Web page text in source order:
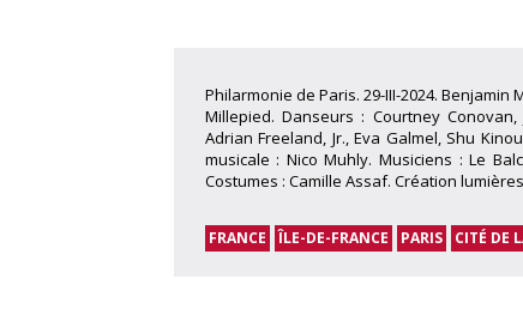
Philarmonie de Paris. 29-III-2024. Benjamin
Millepied. Danseurs : Courtney
Adrian Freeland, Jr., Eva Galmel, Shu
musicale : Nico Muhly. Musiciens : Le
Costumes : Camille Assaf. Création
FRANCE ÎLE-DE-FRANCE PARIS CITÉ DE